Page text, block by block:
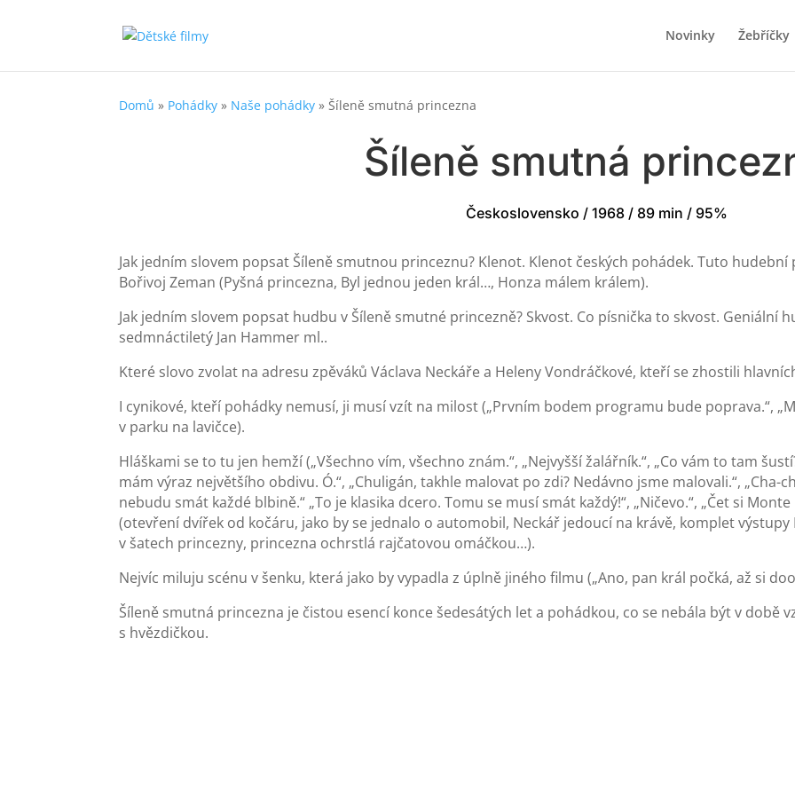
Novinky Žebříčky
Domů » Pohádky » Naše pohádky »Šíleně smutná princezna
Šíleně smutná
Československo / 1968 / 89 min / 95%
Jak jedním slovem popsat Šíleně smutnou princeznu? Klenot. Klenot českých pohádek. Tuto
Bořivoj Zeman (Pyšná princezna, Byl jednou jeden král…, Honza málem králem).
Jak jedním slovem popsat hudbu v Šíleně smutné princezně? Skvost. Co písnička to skvost. Geniální
sedmnáctiletý Jan Hammer ml..
Které slovo zvolat na adresu zpěváků Václava Neckáře a Heleny Vondráčkové, kteří se zhostili
I cynikové, kteří pohádky nemusí, ji musí vzít na milost („Prvním bodem programu bude poprava.“,
v parku na lavičce).
Hláškami se to tu jen hemží („Všechno vím, všechno znám.“, „Nejvyšší žalářník.“, „Co vám to tam
mám výraz největšího obdivu. Ó.“, „Chuligán, takhle malovat po zdi? Nedávno jsme malovali.“, „Cha-
nebudu smát každé blbině.“ „To je klasika dcero. Tomu se musí smát každý!“, „Ničevo.“, „Čet si
(otevření dvířek od kočáru, jako by se jednalo o automobil, Neckář jedoucí na krávě, komplet
v šatech princezny, princezna ochrstlá rajčatovou omáčkou…).
Nejvíc miluju scénu v šenku, která jako by vypadla z úplně jiného filmu („Ano, pan král počká, až si
Šíleně smutná princezna je čistou esencí konce šedesátých let a pohádkou, co se nebála být v době
s hvězdičkou.